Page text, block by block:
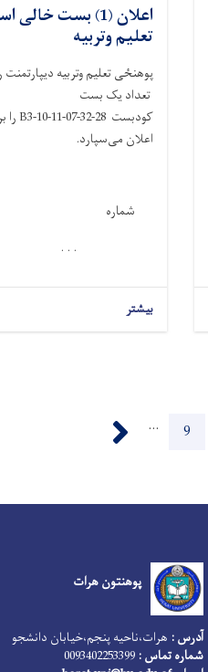
اعلان (1) بست
تعلیم وتربیه
پوهنځی تعلیم وتربیه
تعداد یک بست
اعلان می‌سپارد.
شماره
. . .
بیشتر
Page
9
…
پوهنتون هرات
آدرس : هرات،‌ناحیه پنجم،‌خیابان دانشجو
شماره تماس :